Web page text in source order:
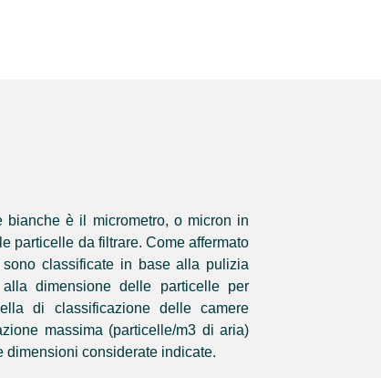
bianche è il micrometro, o micron in
particelle da filtrare. Come affermato
classificate in base alla pulizia
dimensione delle particelle per
di classificazione delle camere
massima (particelle/m3 di aria)
considerate indicate.